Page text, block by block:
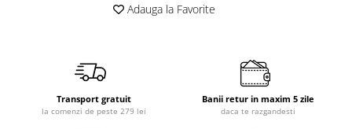
Adauga la Favorite
Transport gratuit
la comenzi de peste 279 lei
Banii retur in maxim 5 zile
daca te razgandesti